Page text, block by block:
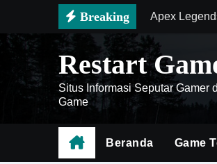
content
Breaking Apex
Zenless
Mengenal
Cara
Restart
Situs Informasi Seputar Gamer
Game
Beranda Game